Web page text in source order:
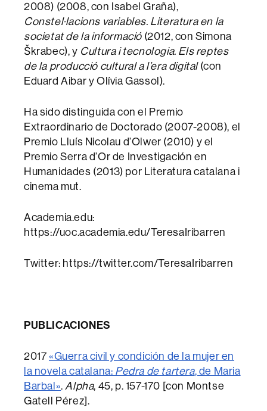
2008) (2008, con Isabel Graña),
Constel·lacions variables. Literatura en la
societat de la informació (2012, con Simona
Škrabec), y Cultura i tecnologia. Els reptes
de la producció cultural a l’era digital(con
Eduard Aibar y Olívia Gassol).
Ha sido distinguida con el Premio
Extraordinario de Doctorado (2007-2008), el
Premio Lluís Nicolau d’Olwer (2010) y el
Premio Serra d’Or de Investigación en
Humanidades (2013) por Literatura catalana i
cinema mut.
Academia.edu:
https://uoc.academia.edu/TeresaIribarren
Twitter: https://twitter.com/TeresaIribarren
PUBLICACIONES
2017 «Guerra civil y condición de la mujer en
la novela catalana: Pedra de tartera, de Maria
Barbal».Alpha, 45, p. 157-170 [con Montse
Gatell Pérez].